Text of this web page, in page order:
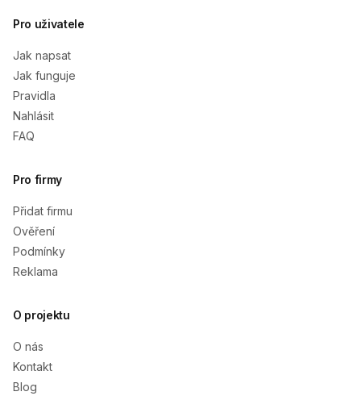
Pro uživatele
Jak napsat
Jak funguje
Pravidla
Nahlásit
FAQ
Pro firmy
Přidat firmu
Ověření
Podmínky
Reklama
O projektu
O nás
Kontakt
Blog